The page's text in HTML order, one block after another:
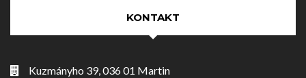
KONTAKT
Kuzmányho 39, 036 01 Martin